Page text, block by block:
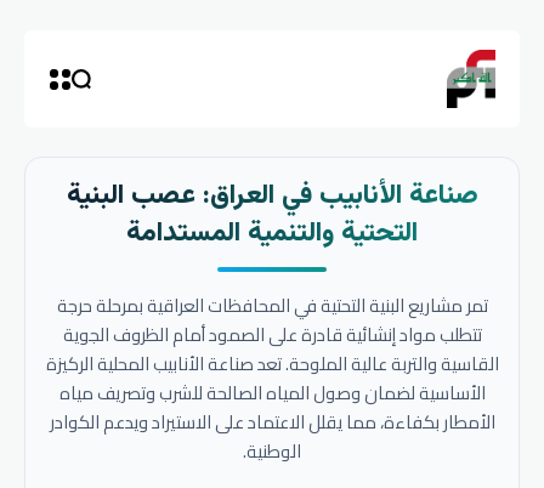
صناعة الأنابيب في العراق: عصب البنية
التحتية والتنمية المستدامة
تمر مشاريع البنية التحتية في المحافظات العراقية بمرحلة حرجة
تتطلب مواد إنشائية قادرة على الصمود أمام الظروف الجوية
القاسية والتربة عالية الملوحة. تعد صناعة الأنابيب المحلية الركيزة
الأساسية لضمان وصول المياه الصالحة للشرب وتصريف مياه
الأمطار بكفاءة، مما يقلل الاعتماد على الاستيراد ويدعم الكوادر
الوطنية.